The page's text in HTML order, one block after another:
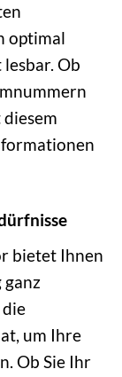
optimal
Ob
bietet Ihnen
ganz
um Ihre
Ob Sie Ihr